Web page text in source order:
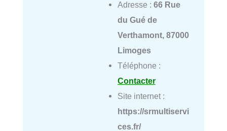
Adresse : 66 Rue
du Gué de
Verthamont, 87000
Limoges
Téléphone :
Contacter
Site internet :
https://srmultiservi
ces.fr/